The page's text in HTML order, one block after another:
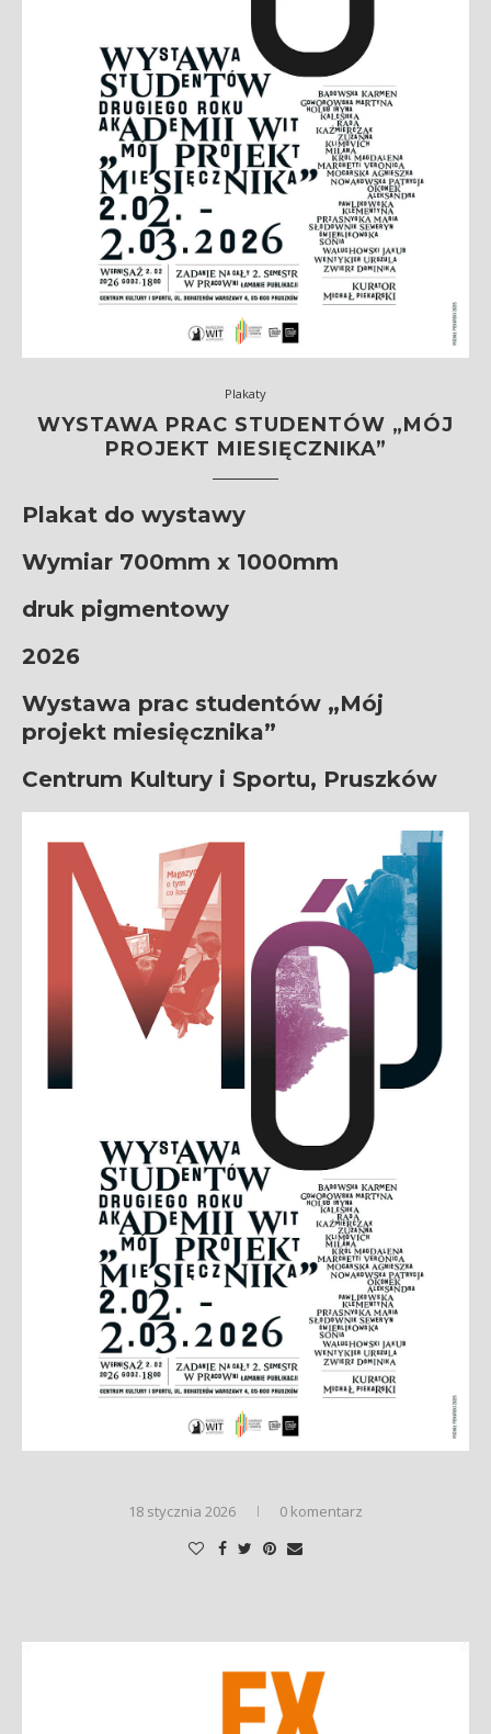
Plakaty
WYSTAWA PRAC STUDENTÓW „MÓJ
PROJEKT MIESIĘCZNIKA”
Plakat do wystawy
Wymiar 700mm x 1000mm
druk pigmentowy
2026
Wystawa prac studentów „Mój
projekt miesięcznika”
Centrum Kultury i Sportu, Pruszków
18 stycznia 2026 0 komentarz